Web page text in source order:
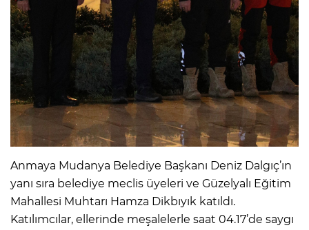
Anmaya Mudanya Belediye Başkanı Deniz Dalgıç’ın
yanı sıra belediye meclis üyeleri ve Güzelyalı Eğitim
Mahallesi Muhtarı Hamza Dikbıyık katıldı.
Katılımcılar, ellerinde meşalelerle saat 04.17’de saygı